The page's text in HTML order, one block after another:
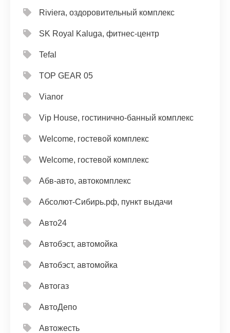
Riviera, оздоровительный комплекс
SK Royal Kaluga, фитнес-центр
Tefal
TOP GEAR 05
Vianor
Vip House, гостинично-банный комплекс
Welcome, гостевой комплекс
Welcome, гостевой комплекс
Абв-авто, автокомплекс
Абсолют-Сибирь.рф, пункт выдачи
Авто24
Автобэст, автомойка
Автобэст, автомойка
Автогаз
АвтоДепо
Автожесть